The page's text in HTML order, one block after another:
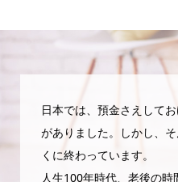
日本では、預金さえして
がありました。しかし、
くに終わっています。
人生100年時代、老後の